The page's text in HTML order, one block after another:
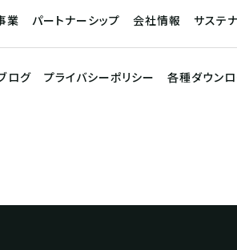
業 パートナーシップ 会社情報 サステ
ログ プライバシーポリシー 各種ダウン